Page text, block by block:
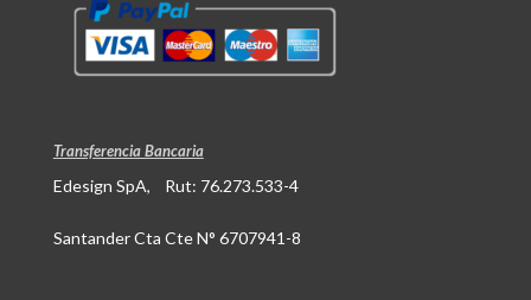
Transferencia Bancaria
Edesign SpA, Rut: 76.273.533-4
Santander Cta Cte N° 6707941-8